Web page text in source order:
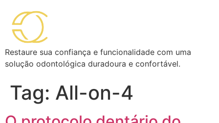
Restaure sua confiança e funcionalidade com uma
solução odontológica duradoura e confortável.
Tag: All-on-4